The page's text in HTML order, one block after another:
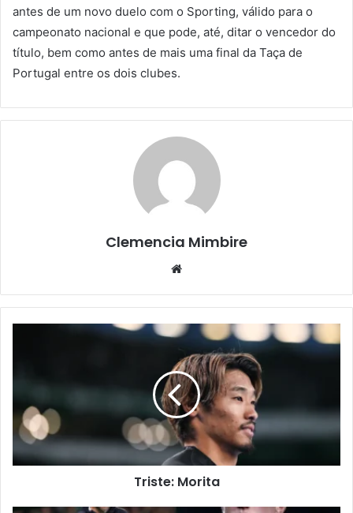
antes de um novo duelo com o Sporting, válido para o
campeonato nacional e que pode, até, ditar o vencedor do
título, bem como antes de mais uma final da Taça de
Portugal entre os dois clubes.
Clemencia Mimbire
Website
Triste: Morita